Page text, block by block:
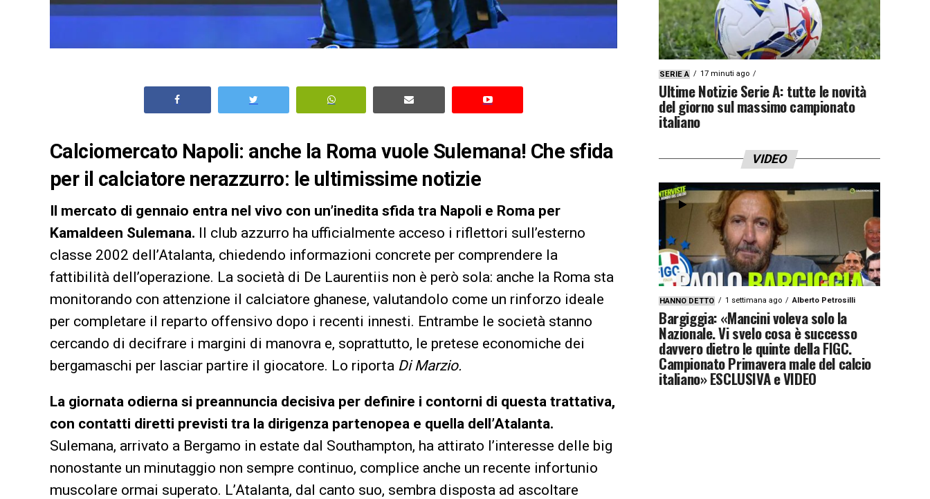
Calciomercato Napoli: anche la Roma vuole Sulemana! Che sfida
per il calciatore nerazzurro: le ultimissime notizie
Il mercato di gennaio entra nel vivo con un’inedita sfida tra Napoli e Roma per
Kamaldeen Sulemana. Il club azzurro ha ufficialmente acceso i riflettori sull’esterno
classe 2002 dell’Atalanta, chiedendo informazioni concrete per comprendere la
fattibilità dell’operazione. La società di De Laurentiis non è però sola: anche la Roma sta
monitorando con attenzione il calciatore ghanese, valutandolo come un rinforzo ideale
per completare il reparto offensivo dopo i recenti innesti. Entrambe le società stanno
cercando di decifrare i margini di manovra e, soprattutto, le pretese economiche dei
bergamaschi per lasciar partire il giocatore. Lo riporta Di Marzio.
La giornata odierna si preannuncia decisiva per definire i contorni di questa trattativa,
con contatti diretti previsti tra la dirigenza partenopea e quella dell’Atalanta.
Sulemana, arrivato a Bergamo in estate dal Southampton, ha attirato l’interesse delle big
nonostante un minutaggio non sempre continuo, complice anche un recente infortunio
muscolare ormai superato. L’Atalanta, dal canto suo, sembra disposta ad ascoltare
SERIE A 17 minuti ago
Ultime Notizie Serie A: tutte le novità
del giorno sul massimo campionato
italiano
VIDEO
HANNO DETTO 1 settimana ago Alberto Petrosilli
Bargiggia: «Mancini voleva solo la
Nazionale. Vi svelo cosa è successo
davvero dietro le quinte della FIGC.
Campionato Primavera male del calcio
italiano» ESCLUSIVA e VIDEO